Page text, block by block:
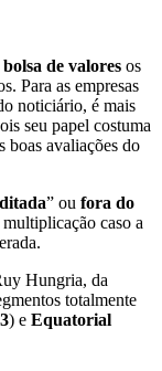
bolsa de valores os
Para as empresas
noticiário, é mais
seu papel costuma
boas avaliações do
” ou fora do
caso a
Hungria, da
totalmente
) e Equatorial